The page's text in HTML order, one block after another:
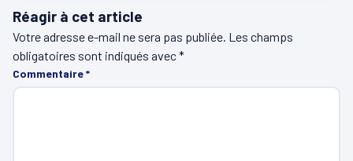
Réagir à cet article
Votre adresse e-mail ne sera pas publiée. Les champs
obligatoires sont indiqués avec*
Commentaire*